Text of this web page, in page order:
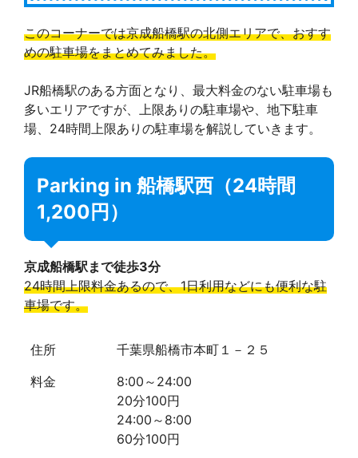
このコーナーでは京成船橋駅の北側エリアで、おすす
めの駐車場をまとめてみました。
JR船橋駅のある方面となり、最大料金のない駐車場も
多いエリアですが、上限ありの駐車場や、地下駐車
場、24時間上限ありの駐車場を解説していきます。
Parking in 船橋駅西（24時間
1,200円）
京成船橋駅まで徒歩3分
24時間上限料金あるので、1日利用などにも便利な駐
車場です。
住所
千葉県船橋市本町１－２５
料金
8:00～24:00
20分100円
24:00～8:00
60分100円